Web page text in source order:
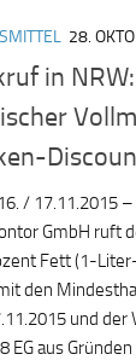
28.
in
/ 17.11.2015
GmbH ruft
Fett (1-
den
und
EG aus